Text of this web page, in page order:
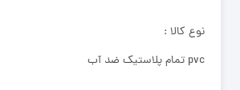
نوع کالا :
pvc تمام پلاستیک ضد آب